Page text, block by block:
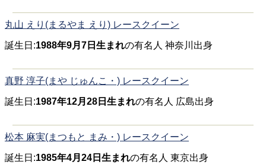
丸山 えり(まるやま えり) レースクイーン
誕生日:1988年9月7日生まれの有名人 神奈川出身
真野 淳子(まや じゅんこ・) レースクイーン
誕生日:1987年12月28日生まれの有名人 広島出身
松本 麻実(まつもと まみ・) レースクイーン
誕生日:1985年4月24日生まれの有名人 東京出身